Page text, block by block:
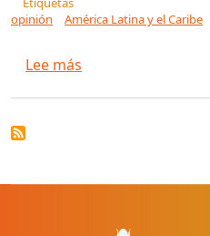
opinión
América Latina y el Caribe
Lee más